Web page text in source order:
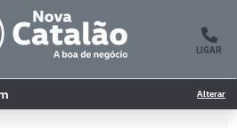
LIGAR
Alterar